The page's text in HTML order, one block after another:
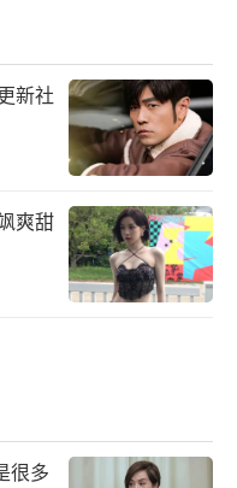
新社
爽甜
很多